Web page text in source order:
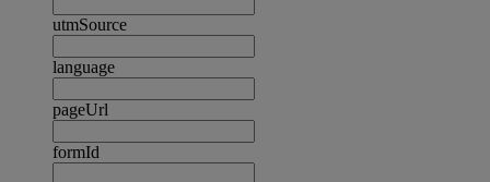
utmSource
language
pageUrl
formId